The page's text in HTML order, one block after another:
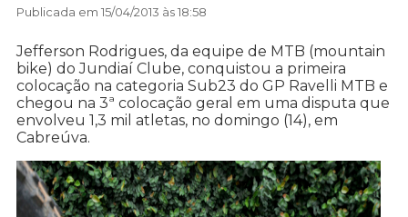
Publicada em 15/04/2013 às 18:58
Jefferson Rodrigues, da equipe de MTB (mountain
bike) do Jundiaí Clube, conquistou a primeira
colocação na categoria Sub23 do GP Ravelli MTB e
chegou na 3ª colocação geral em uma disputa que
envolveu 1,3 mil atletas, no domingo (14), em
Cabreúva.